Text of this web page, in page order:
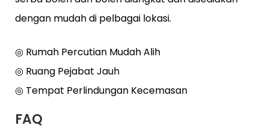
dengan mudah di pelbagai lokasi.
◎ Rumah Percutian Mudah Alih
◎ Ruang Pejabat Jauh
◎ Tempat Perlindungan Kecemasan
FAQ